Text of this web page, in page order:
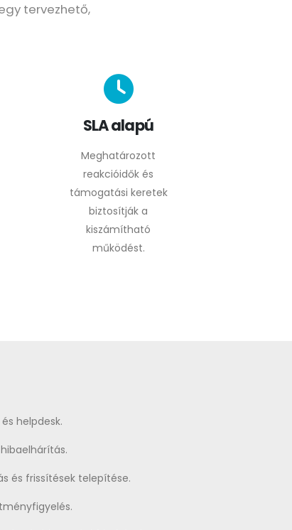
tervezhető,
SLA alapú
Meghatározott
reakcióidők és
támogatási keretek
biztosítják a
kiszámítható
működést.
helpdesk.
és frissítések telepítése.